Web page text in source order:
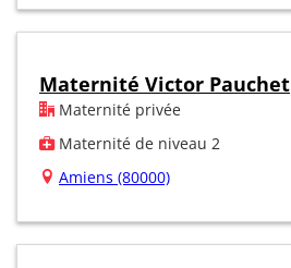
Maternité Victor Pauchet
Maternité privée
Maternité de niveau 2
Amiens (80000)